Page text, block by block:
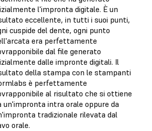
l'impronta digitale. È un
eccellente, in tutti i suoi punti,
cuspide del dente, ogni punto
era perfettamente
dal file generato
dalle impronte digitali. Il
della stampa con le stampanti
è perfettamente
al risultato che si ottiene
un'impronta intra orale oppure da
tradizionale rilevata dal
orale.